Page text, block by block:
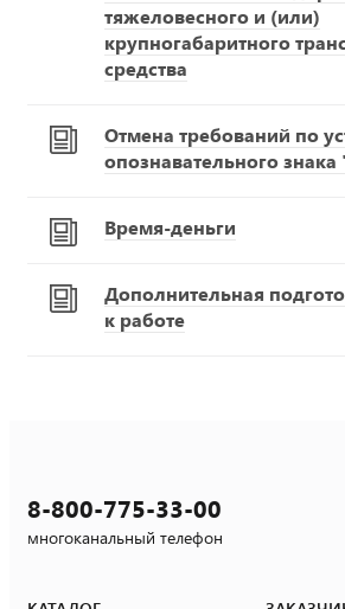
тяжеловесного и (или)
крупногабаритного
средства
Отмена требований по
опознавательного
Время-деньги
Дополнительная
к работе
8-800-775-33-00
многоканальный телефон